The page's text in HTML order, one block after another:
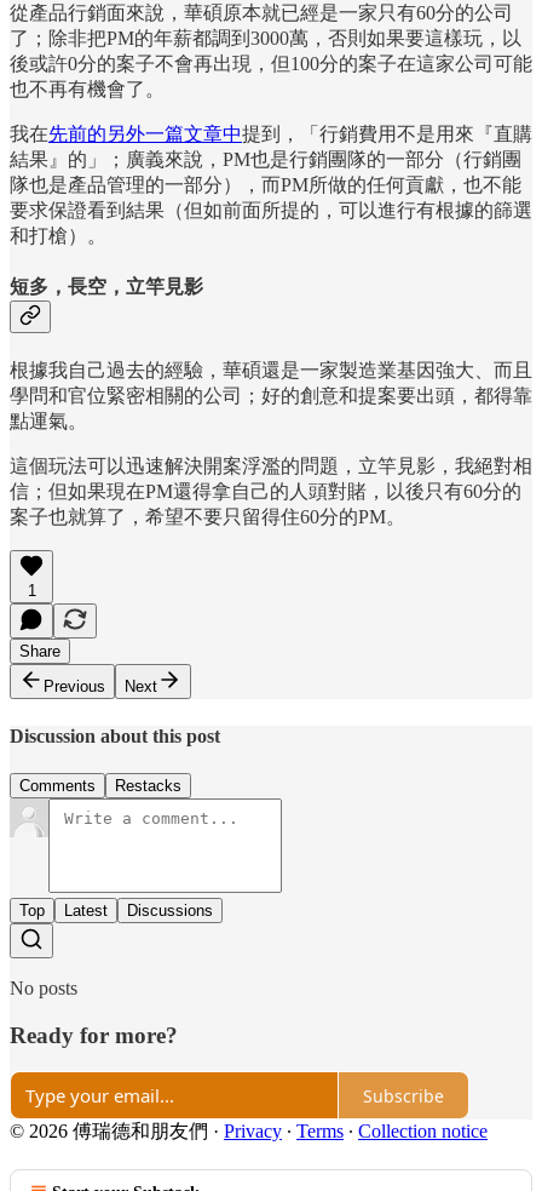
從產品行銷面來說，華碩原本就已經是一家只有60分的公司
了；除非把PM的年薪都調到3000萬，否則如果要這樣玩，以
後或許0分的案子不會再出現，但100分的案子在這家公司可能
也不再有機會了。
我在先前的另外一篇文章中提到，「行銷費用不是用來『直購
結果』的」；廣義來說，PM也是行銷團隊的一部分（行銷團
隊也是產品管理的一部分），而PM所做的任何貢獻，也不能
要求保證看到結果（但如前面所提的，可以進行有根據的篩選
和打槍）。
短多，長空，立竿見影
根據我自己過去的經驗，華碩還是一家製造業基因強大、而且
學問和官位緊密相關的公司；好的創意和提案要出頭，都得靠
點運氣。
這個玩法可以迅速解決開案浮濫的問題，立竿見影，我絕對相
信；但如果現在PM還得拿自己的人頭對賭，以後只有60分的
案子也就算了，希望不要只留得住60分的PM。
1
Share
Previous
Next
Discussion about this post
Comments Restacks
Top Latest Discussions
No posts
Ready for more?
Subscribe
© 2026 傅瑞德和朋友們 · Privacy ∙ Terms ∙ Collection notice